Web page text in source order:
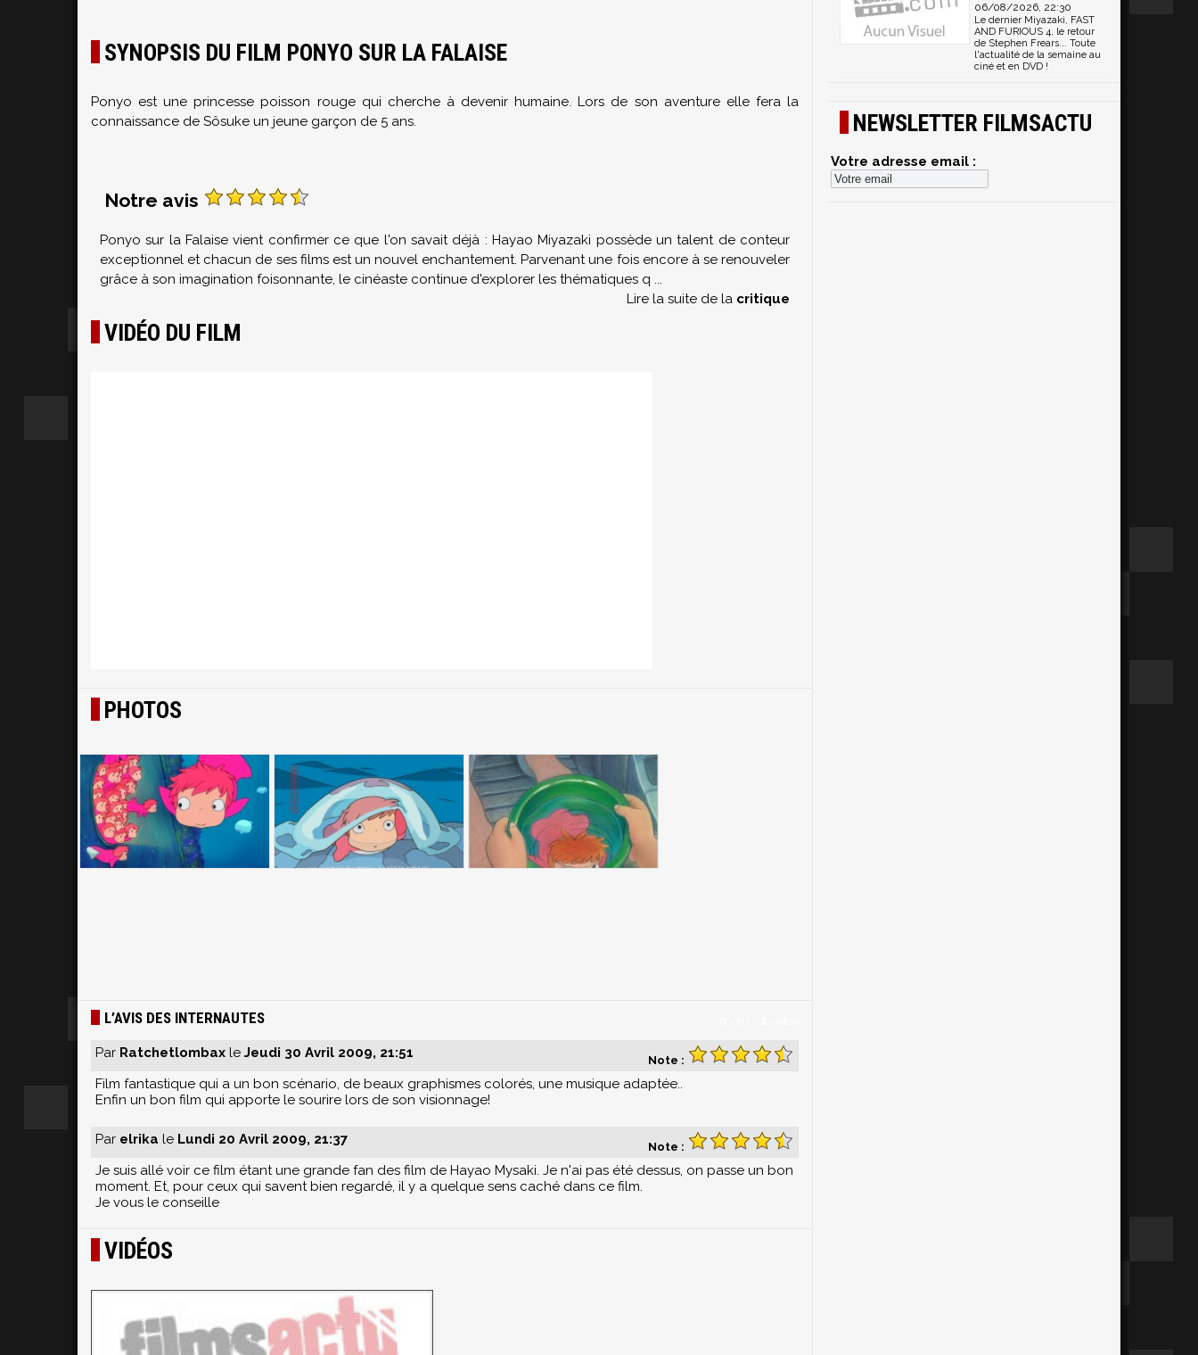
SYNOPSIS DU FILM PONYO SUR LA FALAISE
Ponyo est une princesse poisson rouge qui cherche à devenir humaine. Lors de son aventure elle fera la
connaissance de Sôsuke un jeune garçon de 5 ans.
Notre avis
Ponyo sur la Falaise vient confirmer ce que l'on savait déjà : Hayao Miyazaki possède un talent de conteur
exceptionnel et chacun de ses films est un nouvel enchantement. Parvenant une fois encore à se renouveler
grâce à son imagination foisonnante, le cinéaste continue d'explorer les thématiques q ...
Lire la suite de la critique
VIDÉO DU FILM
PHOTOS
L’AVIS DES INTERNAUTES
Note :
Par Ratchetlombax le Jeudi 30 Avril 2009, 21:51
Film fantastique qui a un bon scénario, de beaux graphismes colorés, une musique adaptée..
Enfin un bon film qui apporte le sourire lors de son visionnage!
Note :
Par elrika le Lundi 20 Avril 2009, 21:37
Je suis allé voir ce film étant une grande fan des film de Hayao Mysaki. Je n'ai pas été dessus, on passe un bon
moment. Et, pour ceux qui savent bien regardé, il y a quelque sens caché dans ce film.
Je vous le conseille
VIDÉOS
06/08/2026, 22:30
Le dernier Miyazaki, FAST
AND FURIOUS 4, le retour
de Stephen Frears... Toute
l'actualité de la semaine au
ciné et en DVD !
NEWSLETTER FILMSACTU
Votre adresse email :